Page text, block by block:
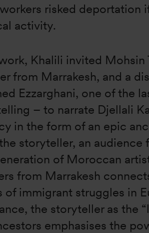
risked deportation
activity.
Khalili invited Mohsin
from Marrakesh, and a
Ezzarghani, one of the
– to narrate Djellali
in the form of an epic
storyteller, an audience
of Moroccan
from Marrakesh
of immigrant struggles in
the storyteller as the
emphasises the